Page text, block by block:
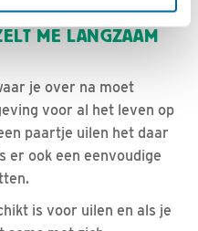
ME LANGZAAM
je over na moet
voor al het leven op
paartje uilen het daar
er ook een eenvoudige
is voor uilen en als je